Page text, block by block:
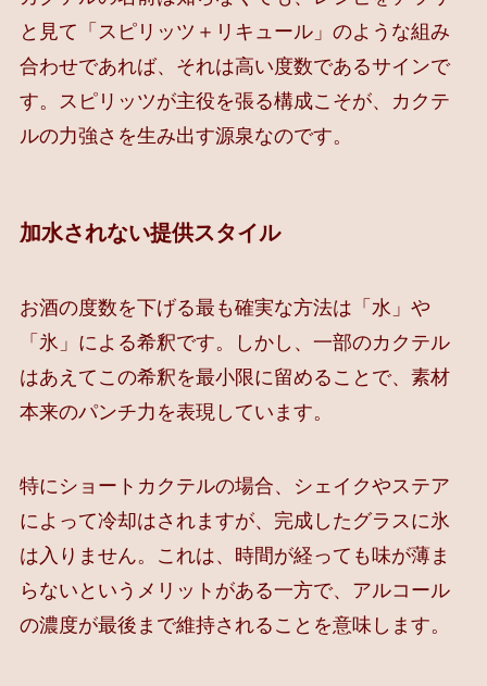
と見て「スピリッツ＋リキュール」のような組み
合わせであれば、それは高い度数であるサインで
す。スピリッツが主役を張る構成こそが、カクテ
ルの力強さを生み出す源泉なのです。
加水されない提供スタイル
お酒の度数を下げる最も確実な方法は「水」や
「氷」による希釈です。しかし、一部のカクテル
はあえてこの希釈を最小限に留めることで、素材
本来のパンチ力を表現しています。
特にショートカクテルの場合、シェイクやステア
によって冷却はされますが、完成したグラスに氷
は入りません。これは、時間が経っても味が薄ま
らないというメリットがある一方で、アルコール
の濃度が最後まで維持されることを意味します。